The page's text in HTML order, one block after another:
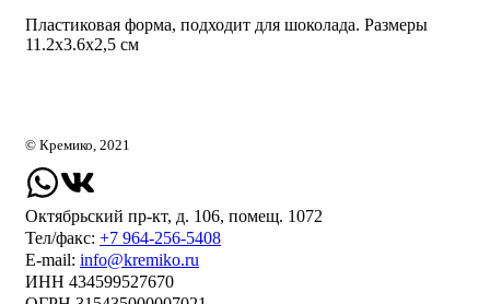
Пластиковая форма, подходит для шоколада. Размеры
11.2х3.6х2,5 см
© Кремико, 2021
Октябрьский пр-кт, д. 106, помещ. 1072
Тел/факс: +7 964-256-5408
Е-mail: info@kremiko.ru
ИНН 434599527670